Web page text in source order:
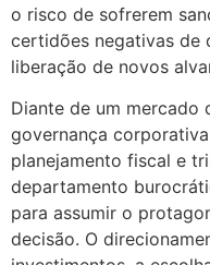
o risco de sofrerem
certidões negativas de
liberação de novos
Diante de um mercado
governança
planejamento fiscal e
departamento
para assumir o
decisão. O